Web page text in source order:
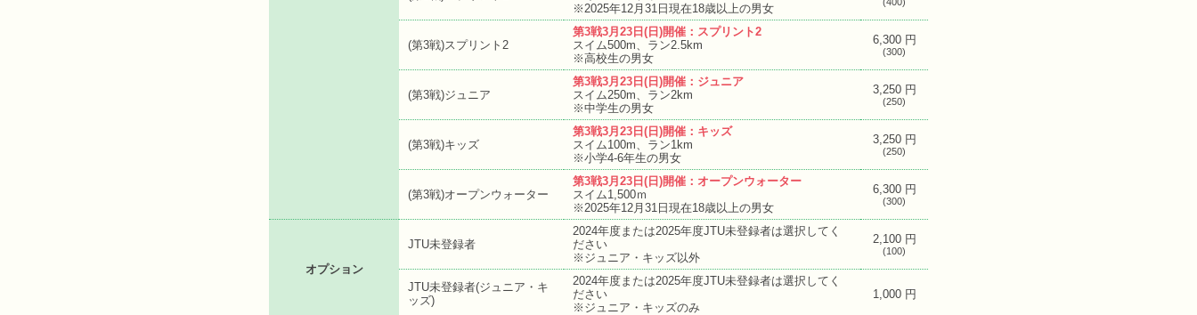
※2025年12月31日現在18歳以上の男女
(第3戦)スプリント2
第3戦3月23日(日)開催：スプリント2
スイム500m、ラン2.5km
※高校生の男女
6,300 円
(300)
(第3戦)ジュニア
第3戦3月23日(日)開催：ジュニア
スイム250m、ラン2km
※中学生の男女
3,250 円
(250)
(第3戦)キッズ
第3戦3月23日(日)開催：キッズ
スイム100m、ラン1km
※小学4-6年生の男女
3,250 円
(250)
(第3戦)オープンウォーター
第3戦3月23日(日)開催：オープンウォーター
スイム1,500ｍ
※2025年12月31日現在18歳以上の男女
6,300 円
(300)
オプション
JTU未登録者
2024年度または2025年度JTU未登録者は選択してく
ださい
※ジュニア・キッズ以外
2,100 円
(100)
JTU未登録者(ジュニア・キ
ッズ)
2024年度または2025年度JTU未登録者は選択してく
ださい
※ジュニア・キッズのみ
1,000 円